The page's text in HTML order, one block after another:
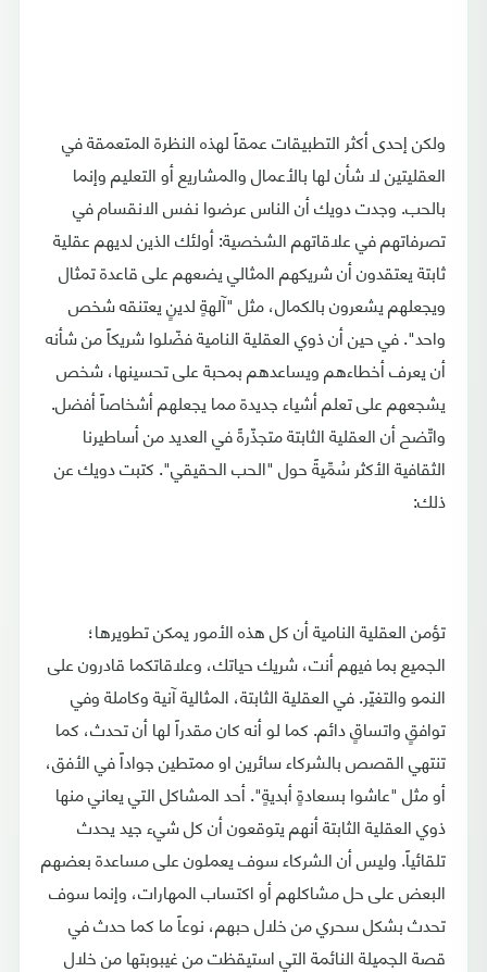
ولكن إحدى أكثر التطبيقات عمقاً لهذه النظرة المتعمقة في
العقليتين لا شأن لها بالأعمال والمشاريع أو التعليم وإنما
بالحب. وجدت دويك أن الناس عرضوا نفس الانقسام في
تصرفاتهم في علاقاتهم الشخصية: أولئك الذين لديهم عقلية
ثابتة يعتقدون أن شريكهم المثالي يضعهم على قاعدة تمثال
ويجعلهم يشعرون بالكمال، مثل "آلهةٍ لدينٍ يعتنقه شخص
واحد". في حين أن ذوي العقلية النامية فضّلوا شريكاً من شأنه
أن يعرف أخطاءهم ويساعدهم بمحبة على تحسينها، شخص
يشجعهم على تعلم أشياء جديدة مما يجعلهم أشخاصاً أفضل.
واتّضح أن العقلية الثابتة متجذّرةً في العديد من أساطيرنا
الثقافية الأكثر سُمِّيةً حول "الحب الحقيقي". كتبت دويك عن
ذلك:
تؤمن العقلية النامية أن كل هذه الأمور يمكن تطويرها؛
الجميع بما فيهم أنت، شريك حياتك، وعلاقاتكما قادرون على
النمو والتغيّر. في العقلية الثابتة، المثالية آنية وكاملة وفي
توافقٍ واتساقٍ دائم. كما لو أنه كان مقدراً لها أن تحدث، كما
تنتهي القصص بالشركاء سائرين او ممتطين جواداً في الأفق،
أو مثل "عاشوا بسعادةٍ أبديةٍ". أحد المشاكل التي يعاني منها
ذوي العقلية الثابتة أنهم يتوقعون أن كل شيء جيد يحدث
تلقائياً. وليس أن الشركاء سوف يعملون على مساعدة بعضهم
البعض على حل مشاكلهم أو اكتساب المهارات، وإنما سوف
تحدث بشكل سحري من خلال حبهم، نوعاً ما كما حدث في
قصة الجميلة النائمة التي استيقظت من غيبوبتها من خلال